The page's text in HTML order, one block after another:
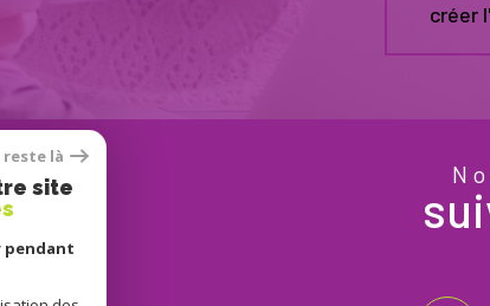
créer
reste là
site
pendant